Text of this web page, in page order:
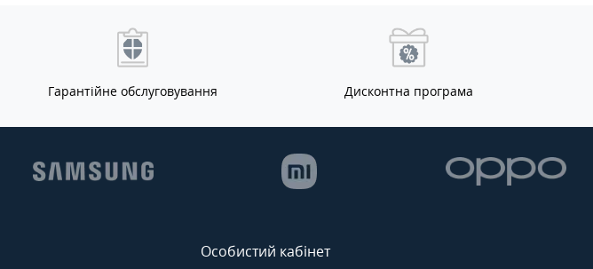
Гарантійне обслуговування Дисконтна програма
Особистий кабінет